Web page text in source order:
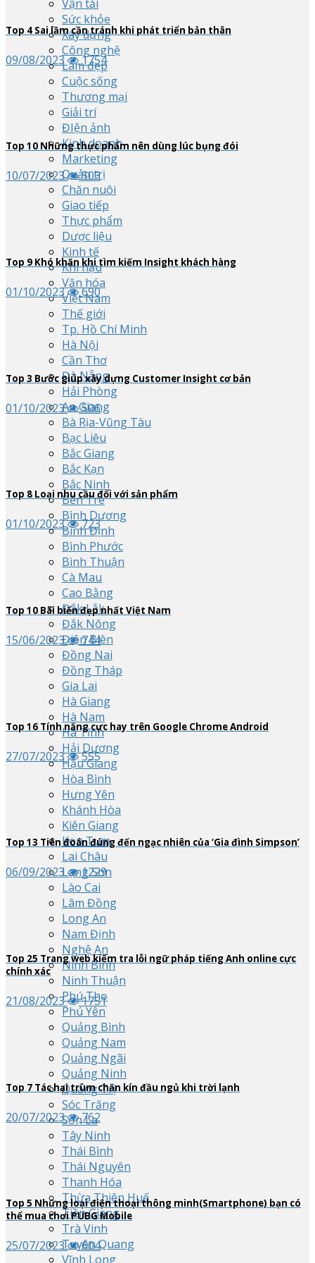
Vận tải
Sức khỏe
Xây dựng
Công nghệ
Làm đẹp
Cuộc sống
Thương mại
Giải trí
ĐIện ảnh
Kinh doanh
Marketing
Quản trị
Chăn nuôi
Giao tiếp
Thực phẩm
Dược liệu
Kinh tế
Khí hậu
Văn hóa
Việt Nam
Thế giới
Tp. Hồ Chí Minh
Hà Nội
Cần Thơ
Đà Nẵng
Hải Phòng
An Giang
Bà Rịa-Vũng Tàu
Bạc Liêu
Bắc Giang
Bắc Kạn
Bắc Ninh
Bến Tre
Bình Dương
Bình Định
Bình Phước
Bình Thuận
Cà Mau
Cao Bằng
Đắk Lắk
Đắk Nông
Điện Biên
Đồng Nai
Đồng Tháp
Gia Lai
Hà Giang
Hà Nam
Hà Tĩnh
Hải Dương
Hậu Giang
Hòa Bình
Hưng Yên
Khánh Hòa
Kiên Giang
Kon Tum
Lai Châu
Lạng Sơn
Lào Cai
Lâm Đồng
Long An
Nam Định
Nghệ An
Ninh Bình
Ninh Thuận
Phú Thọ
Phú Yên
Quảng Bình
Quảng Nam
Quảng Ngãi
Quảng Ninh
Quảng Trị
Sóc Trăng
Sơn La
Tây Ninh
Thái Bình
Thái Nguyên
Thanh Hóa
Thừa Thiên Huế
Tiền Giang
Trà Vinh
Tuyên Quang
Vĩnh Long
Top 4 Sai lầm cần tránh khi phát triển bản thân
09/08/2023 1754
Top 10 Những thực phẩm nên dùng lúc bụng đói
10/07/2023 503
Top 9 Khó khăn khi tìm kiếm Insight khách hàng
01/10/2023 690
Top 3 Bước giúp xây dựng Customer Insight cơ bản
01/10/2023 506
Top 8 Loại nhu cầu đối với sản phẩm
01/10/2023 723
Top 10 Bãi biển đẹp nhất Việt Nam
15/06/2023 744
Top 16 Tính năng cực hay trên Google Chrome Android
27/07/2023 555
Top 13 Tiên đoán đúng đến ngạc nhiên của ‘Gia đình Simpson’
06/09/2023 1229
Top 25 Trang web kiểm tra lỗi ngữ pháp tiếng Anh online cực
chính xác
21/08/2023 1751
Top 7 Tác hại trùm chăn kín đầu ngủ khi trời lạnh
20/07/2023 762
Top 5 Những loại điện thoại thông minh(Smartphone) bạn có
thể mua chơi PUBG Mobile
25/07/2023 604